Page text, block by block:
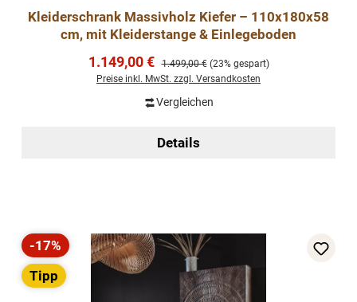
Kleiderschrank Massivholz Kiefer – 110x180x58
cm, mit Kleiderstange & Einlegeboden
Verkaufspreis:
1.149,00 € Regulärer Preis:
1.499,00 € (23% gespart)
Preise inkl. MwSt. zzgl. Versandkosten
Vergleichen
Details
Rabatt
-17%
Tipp